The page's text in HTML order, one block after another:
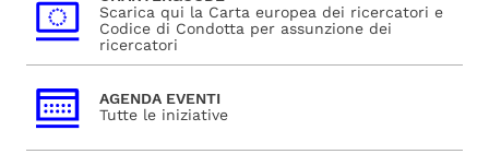
Scarica qui la Carta europea dei ricercatori e
Codice di Condotta per assunzione dei
ricercatori
AGENDA EVENTI
Tutte le iniziative